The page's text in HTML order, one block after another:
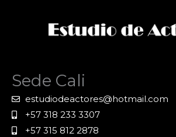
Sede Cali
estudiodeactores@hotmail.com
+57 318 233 3307
+57 315 812 2878